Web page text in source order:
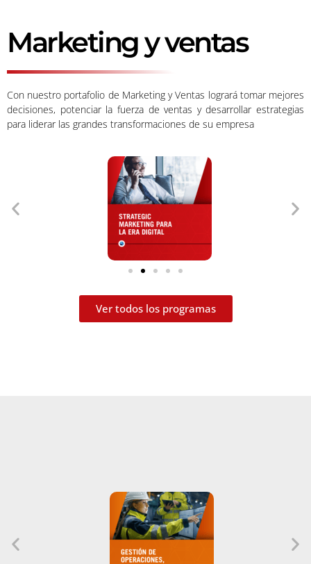
Marketing y ventas
Con nuestro portafolio de Marketing y Ventas logrará tomar mejores
decisiones, potenciar la fuerza de ventas y desarrollar estrategias
para liderar las grandes transformaciones de su empresa
Ver todos los programas